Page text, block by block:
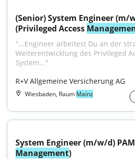
(Senior) System Engineer (m/
(Privileged Access
"...Engineer arbeitest Du an der
Weiterentwicklung des Privileged
System..."
R+V Allgemeine Versicherung AG
Wiesbaden, Raum Mainz
Management)